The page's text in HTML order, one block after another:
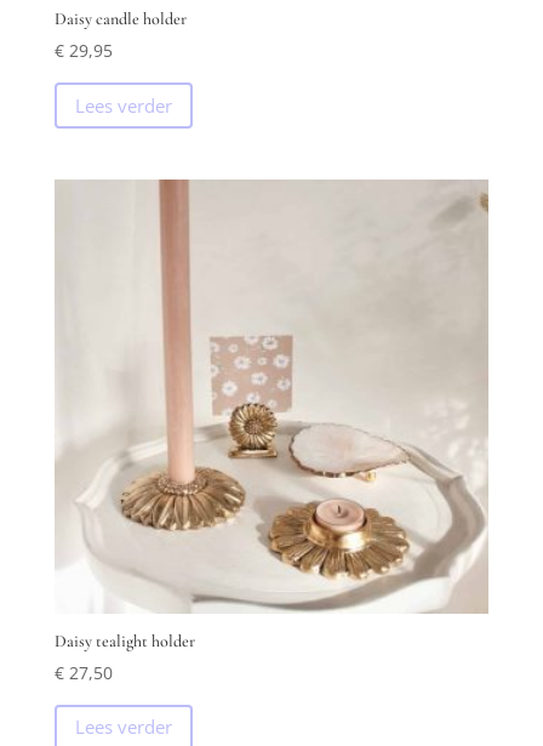
Daisy candle holder
€29,95
Lees verder
Daisy tealight holder
€27,50
Lees verder